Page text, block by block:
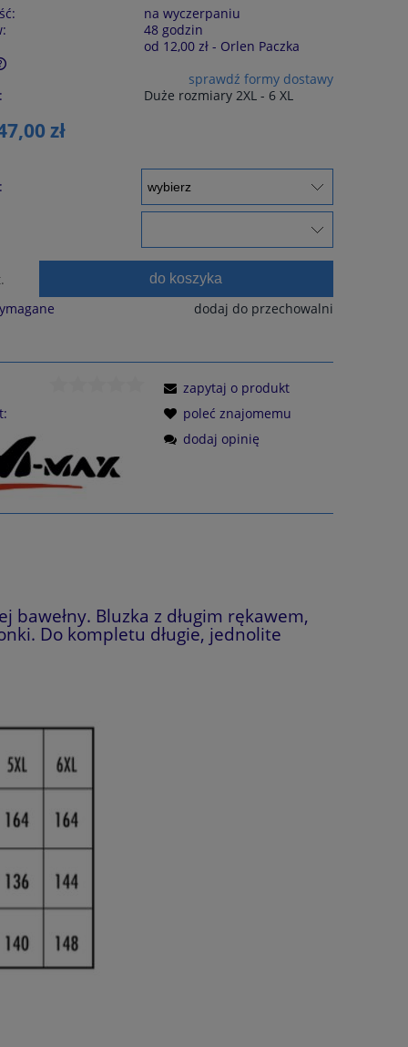
na wyczerpaniu
48 godzin
od 12,00 zł - Orlen Paczka
sprawdź formy dostawy
Duże rozmiary 2XL - 6 XL
zł
do koszyka
dodaj do przechowalni
zapytaj o produkt
poleć znajomemu
dodaj opinię
Bluzka z długim rękawem,
Do kompletu długie, jednolite